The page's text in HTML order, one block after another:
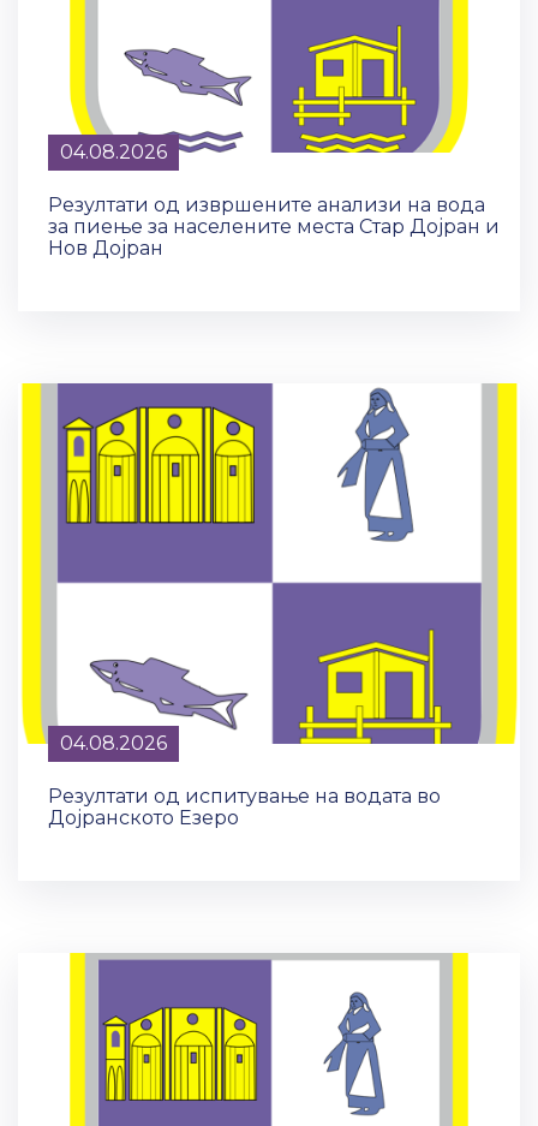
04.08.2026
Резултати од извршените анализи на вода
за пиење за населените места Стар Дојран и
Нов Дојран
04.08.2026
Резултати од испитување на водата во
Дојранското Езеро